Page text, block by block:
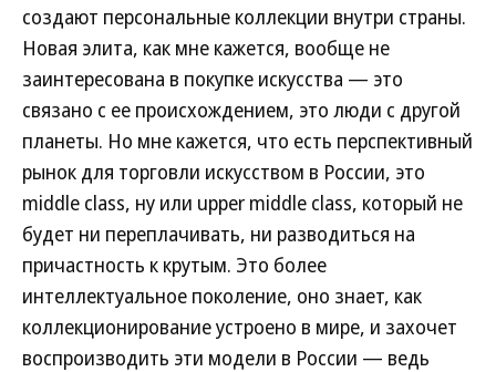
создают персональные коллекции внутри страны.
Новая элита, как мне кажется, вообще не
заинтересована в покупке искусства — это
связано с ее происхождением, это люди с другой
планеты. Но мне кажется, что есть перспективный
рынок для торговли искусством в России, это
middle class, ну или upper middle class, который не
будет ни переплачивать, ни разводиться на
причастность к крутым. Это более
интеллектуальное поколение, оно знает, как
коллекционирование устроено в мире, и захочет
воспроизводить эти модели в России — ведь